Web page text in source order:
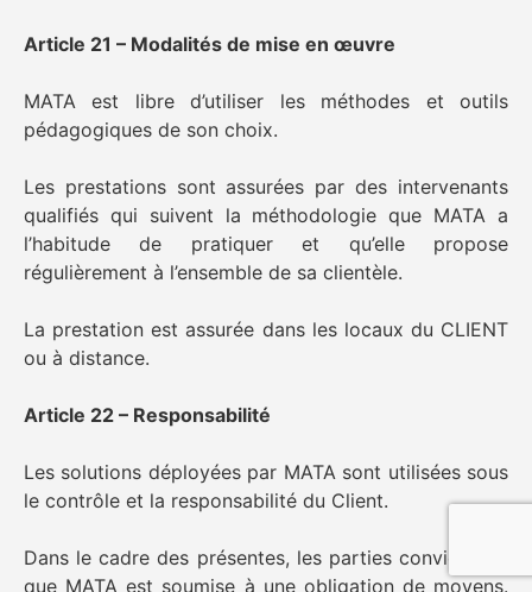
Article 21 – Modalités de mise en œuvre
MATA est libre d’utiliser les méthodes et outils
pédagogiques de son choix.
Les prestations sont assurées par des intervenants
qualifiés qui suivent la méthodologie que MATA a
l’habitude de pratiquer et qu’elle propose
régulièrement à l’ensemble de sa clientèle.
La prestation est assurée dans les locaux du CLIENT
ou à distance.
Article 22 – Responsabilité
Les solutions déployées par MATA sont utilisées sous
le contrôle et la responsabilité du Client.
Dans le cadre des présentes, les parties conviennent
que MATA est soumise à une obligation de moyens.